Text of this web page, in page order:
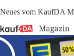
Neues vom KaufDA